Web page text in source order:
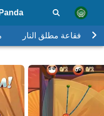
فقاعة مطلق النار